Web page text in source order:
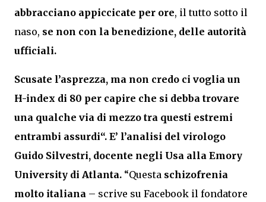
abbracciano appiccicate per ore, il tutto sotto il
naso, se non con la benedizione, delle autorità
ufficiali.
Scusate l’asprezza, ma non credo ci voglia un
H-index di 80 per capire che si debba trovare
una qualche via di mezzo tra questi estremi
entrambi assurdi“. E’ l’analisi del virologo
Guido Silvestri, docente negli Usa alla Emory
University di Atlanta. “Questa schizofrenia
molto italiana – scrive su Facebook il fondatore